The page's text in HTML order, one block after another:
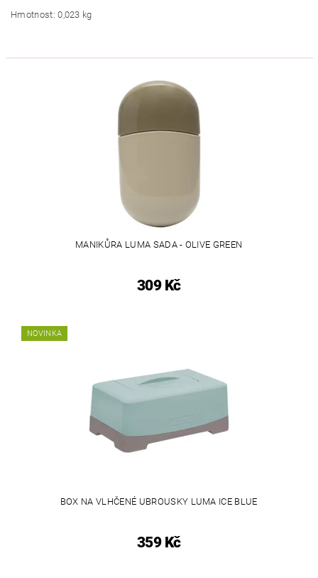
Hmotnost: 0,023 kg
MANIKŮRA LUMA SADA - OLIVE GREEN
309 Kč
NOVINKA
BOX NA VLHČENÉ UBROUSKY LUMA ICE BLUE
359 Kč